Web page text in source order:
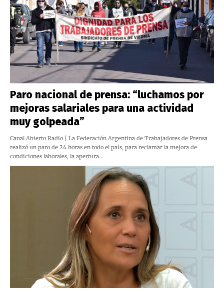
Paro nacional de prensa: “luchamos por
mejoras salariales para una actividad
muy golpeada”
Canal Abierto Radio | La Federación Argentina de Trabajadores de Prensa
realizó un paro de 24 horas en todo el país, para reclamar la mejora de
condiciones laborales, la apertura…